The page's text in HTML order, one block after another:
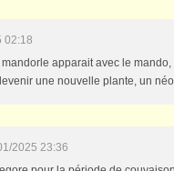
02:18
apparait avec le
une nouvelle plante, un
2025 23:36